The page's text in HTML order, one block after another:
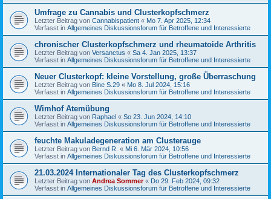
Umfrage zu Cannabis und Clusterkopfschmerz
Letzter Beitrag von Cannabispatient « Mo 7. Apr 2025, 12:34
Verfasst in Allgemeines Diskussionsforum für Betroffene und Interessierte
chronischer Clusterkopfschmerz und rheumatoide Arthritis
Letzter Beitrag von Versanctus « Sa 4. Jan 2025, 13:37
Verfasst in Allgemeines Diskussionsforum für Betroffene und Interessierte
Neuer Clusterkopf: kleine Vorstellung, große Überraschung
Letzter Beitrag von Bine S.29 « Mo 8. Jul 2024, 15:16
Verfasst in Allgemeines Diskussionsforum für Betroffene und Interessierte
Wimhof Atemübung
Letzter Beitrag von Raphael « So 23. Jun 2024, 14:10
Verfasst in Allgemeines Diskussionsforum für Betroffene und Interessierte
feuchte Makuladegeneration am Clusterauge
Letzter Beitrag von Bernd R. « Mi 6. Mär 2024, 10:56
Verfasst in Allgemeines Diskussionsforum für Betroffene und Interessierte
21.03.2024 Internationaler Tag des Clusterkopfschmerz
Letzter Beitrag von Andrea Sommer« Do 29. Feb 2024, 09:32
Verfasst in Allgemeines Diskussionsforum für Betroffene und Interessierte